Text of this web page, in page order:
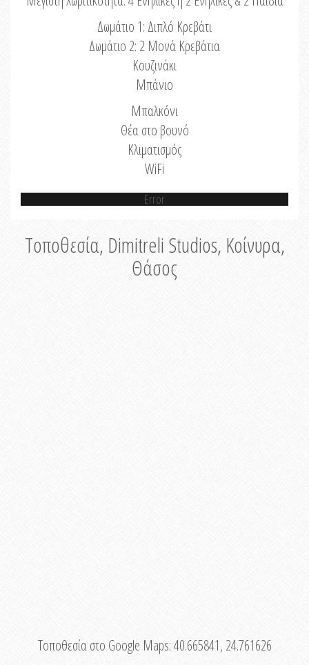
Δωμάτιο 1: Διπλό Κρεβάτι
Δωμάτιο 2: 2 Μονά Κρεβάτια
Κουζινάκι
Μπάνιο
Μπαλκόνι
Θέα στο βουνό
Κλιματισμός
WiFi
Error
Τοποθεσία, Dimitreli Studios, Κοίνυρα,
Θάσος
Τοποθεσία στο Google Maps:40.665841, 24.761626